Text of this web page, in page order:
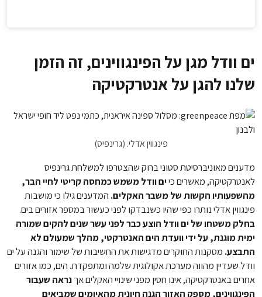
ים וודל מגן על הפינגווינים, זה הזמן
שלנו להגן על אנטרקטיקה
פינגווין אדלי. (גרינפיס)
מדענים מאוניברסיטת סטוני ברוק שהצטרפו למשלחת גרינפיס
לאנטרקטיקה, מאשרים כיים וודל משמש כמחסה קריטי לחיי הבר,
מהשפעותיו הקשות של משבר האקלים. המדענים גילו כי מושבות
פינגווין אדלי נותרו כפי שהיו כשנבדקו לפני כעשור במספר אזורים בים.
בחלק משטחו של ים וודל הוצע כבר לפני עשר שנים להקים שמורה
ימית מוגנת, על ידי וועדת הים האנטרקטי, מהלך שמעולם לא
התבצע. מסקנות החוקרים מדגישות את החשיבות של שימור והגנה על ים
וודל שעדיין מהווה מערכת אקולוגית שלמה ומתפקדת. הים, כמו אזורים
אחרים באנטרקטיקה, אינו חסין מפני שינויי האקלים אךנראה שעבור
הפינגווינים, מספק האזור הגנה חיונית מהאיומים שמביאים